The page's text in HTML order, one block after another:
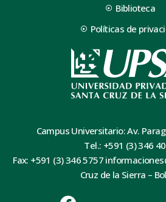
Biblioteca
Políticas de
Campus Universitario: Av.
Tel.: +591 (3) 346
Fax: +591 (3) 346 5757
Cruz de la Sierra –